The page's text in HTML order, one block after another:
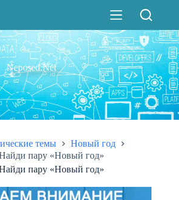
Neposed.Net
темы
Новый год
пару «Новый год»
пару «Новый год»